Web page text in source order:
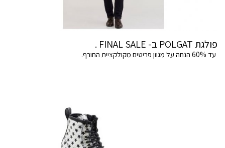
פולגת POLGAT ב- FINAL SALE .
עד 60% הנחה על מגוון פריטים מקולקציית החורף.